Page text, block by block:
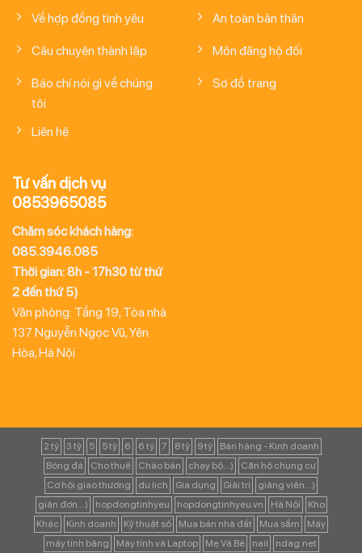
Về hợp đồng tình yêu
Câu chuyện thành lập
Báo chí nói gì về chúng
tôi
Liên hệ
An toàn bản thân
Môn đăng hộ đối
Sơ đồ trang
Tư vấn dịch vụ
0853965085
Chăm sóc khách hàng:
085.3946.085
Thời gian: 8h - 17h30 từ thứ
2 đến thứ 5)
Văn phòng: Tầng 19, Tòa nhà
137 Nguyễn Ngọc Vũ, Yên
Hòa, Hà Nội
2 tỷ 3 tỷ 5 5 tỷ 6 6 tỷ 7 8 tỷ 9 tỷ
Bán hàng - Kinh doanh
Bóng đá
Cho thuê Chào bán chạy bộ...)
Căn hộ chung cư
Cơ hội giao thương
du lịch Gia dụng Giải trí
giảng viên...)
giản đơn...)
hopdongtinhyeu hopdongtinhyeu.vn Hà Nội
Kho
Khác
Kinh doanh Kỹ thuật số Mua bán nhà đất Mua sắm
Máy
máy tính bảng
Máy tính và Laptop Mẹ Và Bé nail
ndag.net